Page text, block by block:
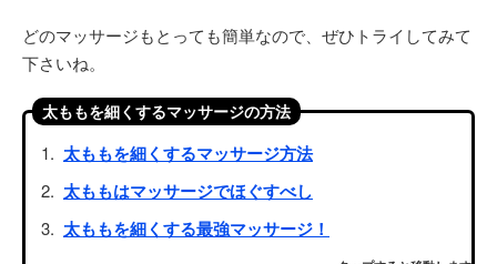
どのマッサージもとっても簡単なので、ぜひトライしてみて
下さいね。
太ももを細くするマッサージの方法
太ももを細くするマッサージ方法
太ももはマッサージでほぐすべし
太ももを細くする最強マッサージ！